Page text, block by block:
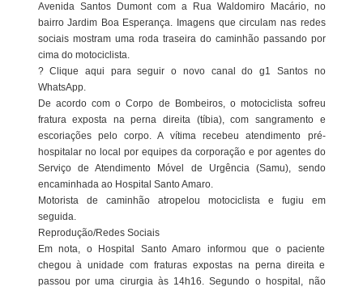
Avenida Santos Dumont com a Rua Waldomiro Macário, no
bairro Jardim Boa Esperança. Imagens que circulam nas redes
sociais mostram uma roda traseira do caminhão passando por
cima do motociclista.
? Clique aqui para seguir o novo canal do g1 Santos no
WhatsApp.
De acordo com o Corpo de Bombeiros, o motociclista sofreu
fratura exposta na perna direita (tíbia), com sangramento e
escoriações pelo corpo. A vítima recebeu atendimento pré-
hospitalar no local por equipes da corporação e por agentes do
Serviço de Atendimento Móvel de Urgência (Samu), sendo
encaminhada ao Hospital Santo Amaro.
Motorista de caminhão atropelou motociclista e fugiu em
seguida.
Reprodução/Redes Sociais
Em nota, o Hospital Santo Amaro informou que o paciente
chegou à unidade com fraturas expostas na perna direita e
passou por uma cirurgia às 14h16. Segundo o hospital, não